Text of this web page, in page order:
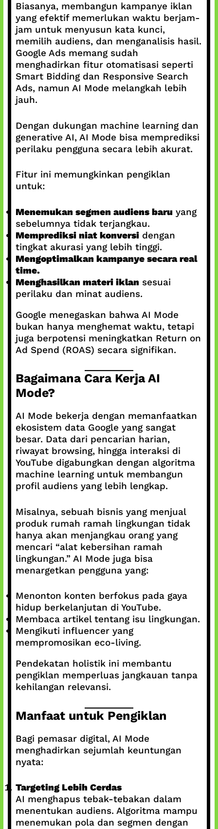
Biasanya, membangun kampanye iklan
yang efektif memerlukan waktu berjam-
jam untuk menyusun kata kunci,
memilih audiens, dan menganalisis hasil.
Google Ads memang sudah
menghadirkan fitur otomatisasi seperti
Smart Bidding dan Responsive Search
Ads, namun AI Mode melangkah lebih
jauh.
Dengan dukungan machine learning dan
generative AI, AI Mode bisa memprediksi
perilaku pengguna secara lebih akurat.
Fitur ini memungkinkan pengiklan
untuk:
Menemukan segmen audiens baru yang
sebelumnya tidak terjangkau.
Memprediksi niat konversidengan
tingkat akurasi yang lebih tinggi.
Mengoptimalkan kampanye secara real
time.
Menghasilkan materi iklan sesuai
perilaku dan minat audiens.
Google menegaskan bahwa AI Mode
bukan hanya menghemat waktu, tetapi
juga berpotensi meningkatkan Return on
Ad Spend (ROAS) secara signifikan.
Bagaimana Cara Kerja AI
Mode?
AI Mode bekerja dengan memanfaatkan
ekosistem data Google yang sangat
besar. Data dari pencarian harian,
riwayat browsing, hingga interaksi di
YouTube digabungkan dengan algoritma
machine learning untuk membangun
profil audiens yang lebih lengkap.
Misalnya, sebuah bisnis yang menjual
produk rumah ramah lingkungan tidak
hanya akan menjangkau orang yang
mencari “alat kebersihan ramah
lingkungan.” AI Mode juga bisa
menargetkan pengguna yang:
Menonton konten berfokus pada gaya
hidup berkelanjutan di YouTube.
Membaca artikel tentang isu lingkungan.
Mengikuti influencer yang
mempromosikan eco-living.
Pendekatan holistik ini membantu
pengiklan memperluas jangkauan tanpa
kehilangan relevansi.
Manfaat untuk Pengiklan
Bagi pemasar digital, AI Mode
menghadirkan sejumlah keuntungan
nyata:
Targeting Lebih Cerdas
AI menghapus tebak-tebakan dalam
menentukan audiens. Algoritma mampu
menemukan pola dan segmen dengan